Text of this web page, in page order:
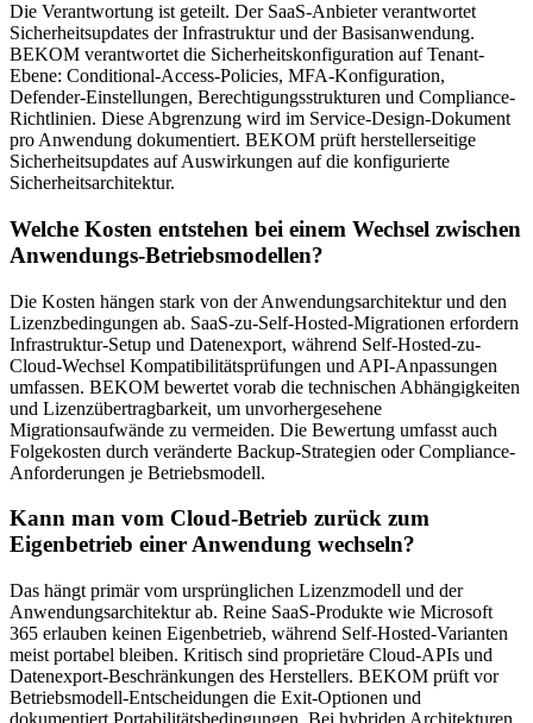
Die Verantwortung ist geteilt. Der SaaS-Anbieter verantwortet
Sicherheitsupdates der Infrastruktur und der Basisanwendung.
BEKOM verantwortet die Sicherheitskonfiguration auf Tenant-
Ebene: Conditional-Access-Policies, MFA-Konfiguration,
Defender-Einstellungen, Berechtigungsstrukturen und Compliance-
Richtlinien. Diese Abgrenzung wird im Service-Design-Dokument
pro Anwendung dokumentiert. BEKOM prüft herstellerseitige
Sicherheitsupdates auf Auswirkungen auf die konfigurierte
Sicherheitsarchitektur.
Welche Kosten entstehen bei einem Wechsel zwischen
Anwendungs-Betriebsmodellen?
Die Kosten hängen stark von der Anwendungsarchitektur und den
Lizenzbedingungen ab. SaaS-zu-Self-Hosted-Migrationen erfordern
Infrastruktur-Setup und Datenexport, während Self-Hosted-zu-
Cloud-Wechsel Kompatibilitätsprüfungen und API-Anpassungen
umfassen. BEKOM bewertet vorab die technischen Abhängigkeiten
und Lizenzübertragbarkeit, um unvorhergesehene
Migrationsaufwände zu vermeiden. Die Bewertung umfasst auch
Folgekosten durch veränderte Backup-Strategien oder Compliance-
Anforderungen je Betriebsmodell.
Kann man vom Cloud-Betrieb zurück zum
Eigenbetrieb einer Anwendung wechseln?
Das hängt primär vom ursprünglichen Lizenzmodell und der
Anwendungsarchitektur ab. Reine SaaS-Produkte wie Microsoft
365 erlauben keinen Eigenbetrieb, während Self-Hosted-Varianten
meist portabel bleiben. Kritisch sind proprietäre Cloud-APIs und
Datenexport-Beschränkungen des Herstellers. BEKOM prüft vor
Betriebsmodell-Entscheidungen die Exit-Optionen und
dokumentiert Portabilitätsbedingungen. Bei hybriden Architekturen